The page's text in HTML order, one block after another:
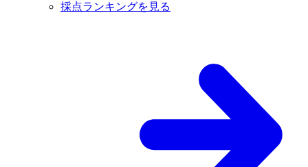
採点ランキングを見る